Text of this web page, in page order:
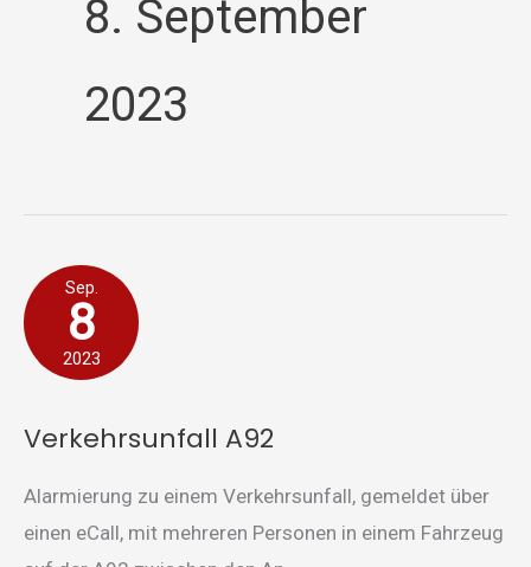
8. September
2023
Sep.
8
2023
Verkehrsunfall A92
Alarmierung zu einem Verkehrsunfall, gemeldet über
einen eCall, mit mehreren Personen in einem Fahrzeug
Verkehrsunfall
A92